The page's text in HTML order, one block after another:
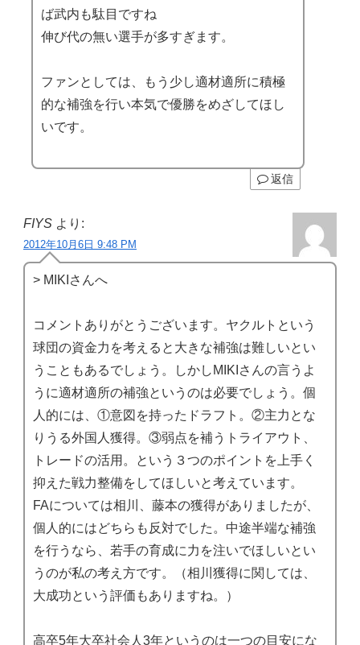
ば武内も駄目ですね
伸び代の無い選手が多すぎます。
ファンとしては、もう少し適材適所に積極
的な補強を行い本気で優勝をめざしてほし
いです。
返信
FIYS より:
2012年10月6日 9:48 PM
> MIKIさんへ
コメントありがとうございます。ヤクルトという
球団の資金力を考えると大きな補強は難しいとい
うこともあるでしょう。しかしMIKIさんの言うよ
うに適材適所の補強というのは必要でしょう。個
人的には、①意図を持ったドラフト。②主力とな
りうる外国人獲得。③弱点を補うトライアウト、
トレードの活用。という３つのポイントを上手く
抑えた戦力整備をしてほしいと考えています。
FAについては相川、藤本の獲得がありましたが、
個人的にはどちらも反対でした。中途半端な補強
を行うなら、若手の育成に力を注いでほしいとい
うのが私の考え方です。（相川獲得に関しては、
大成功という評価もありますね。）
高卒5年大卒社会人3年というのは一つの目安にな